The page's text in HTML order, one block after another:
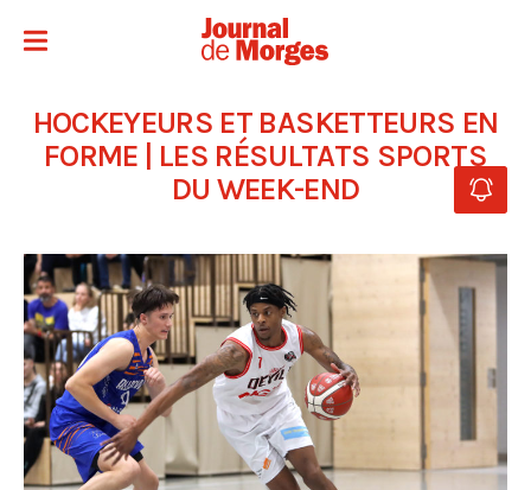
HOCKEYEURS ET BASKETTEURS EN
FORME | LES RÉSULTATS SPORTS
DU WEEK-END